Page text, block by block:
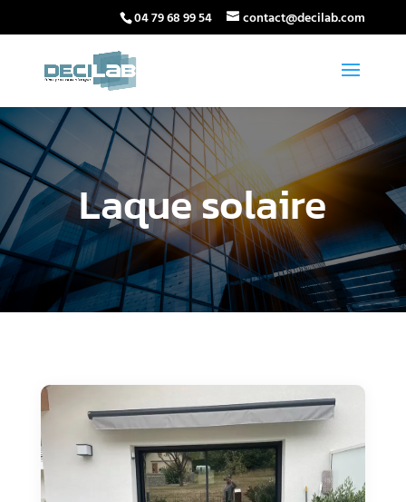
04 79 68 99 54 contact@decilab.com
Laque solaire